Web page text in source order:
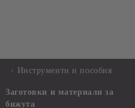
Инструменти и пособия
Заготовки и материали за
бижута